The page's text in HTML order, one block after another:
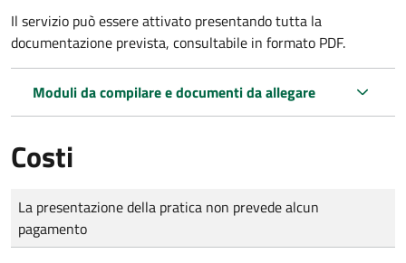
Il servizio può essere attivato presentando tutta la
documentazione prevista, consultabile in formato PDF.
Moduli da compilare e documenti da allegare
Costi
Tipo di pagamento
Importo
La presentazione della pratica non prevede alcun
pagamento